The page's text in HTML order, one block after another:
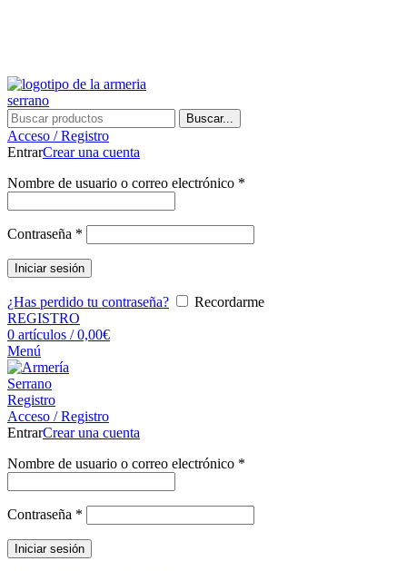
Buscar...
Acceso / Registro
EntrarCrear una cuenta
Nombre de usuario o correo electrónico *
Contraseña *
Iniciar sesión
¿Has perdido tu contraseña?
Recordarme
REGISTRO
0 artículos / 0,00€
Menú
Registro
Acceso / Registro
EntrarCrear una cuenta
Nombre de usuario o correo electrónico *
Contraseña *
Iniciar sesión